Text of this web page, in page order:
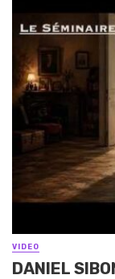
VIDEO
DANIEL